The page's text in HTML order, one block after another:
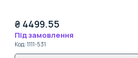
₴ 4499.55
Під замовлення
Код:1111-531